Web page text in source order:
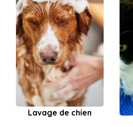
Lavage de chien